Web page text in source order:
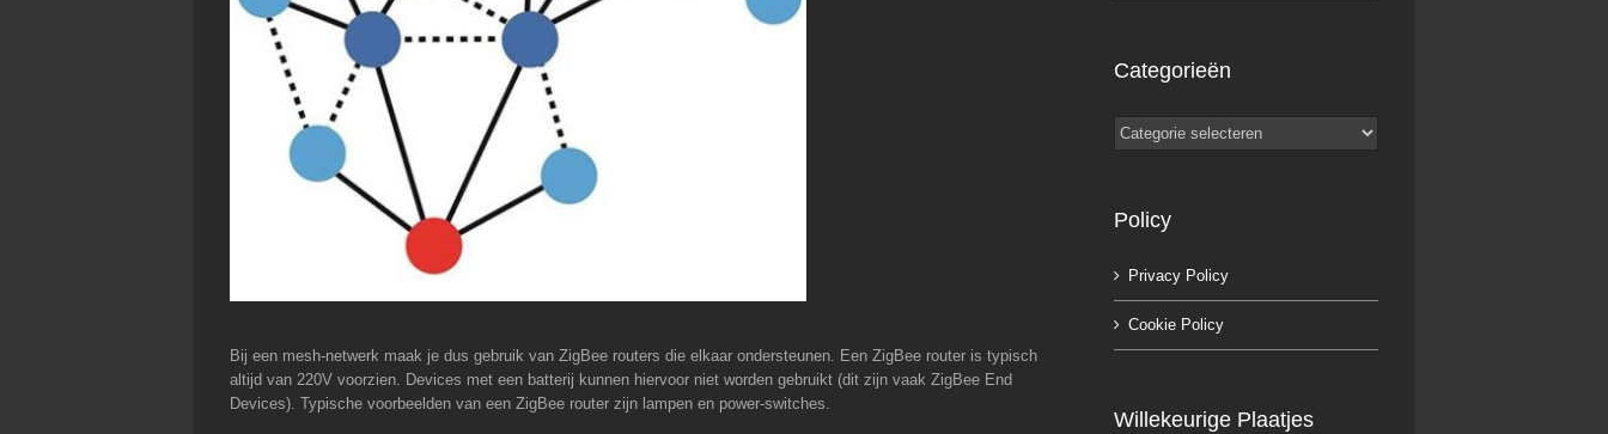
Bij een mesh-netwerk maak je dus gebruik van ZigBee routers die elkaar ondersteunen. Een ZigBee router is typisch
altijd van 220V voorzien. Devices met een batterij kunnen hiervoor niet worden gebruikt (dit zijn vaak ZigBee End
Devices). Typische voorbeelden van een ZigBee router zijn lampen en power-switches.
Categorieën
Categorieën
Policy
Privacy Policy
Cookie Policy
Willekeurige Plaatjes